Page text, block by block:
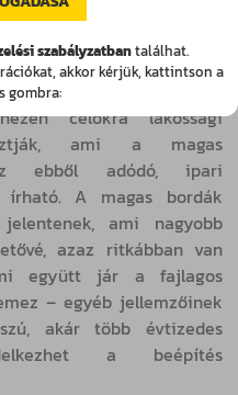
az ipari, kereskedelmi és
mint tető- és
célokra lakossági
ami a magas
ebből adódó, ipari
írható. A magas bordák
ami nagyobb
azaz ritkábban van
együtt jár a fajlagos
– egyéb jellemzőinek
akár több évtizedes
a beépítés
szabályzatbantalálhat.
akkor kérjük, kattintson a
gombra: